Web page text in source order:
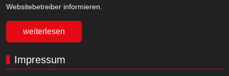
Websitebetreiber informieren.
weiterlesen
Impressum